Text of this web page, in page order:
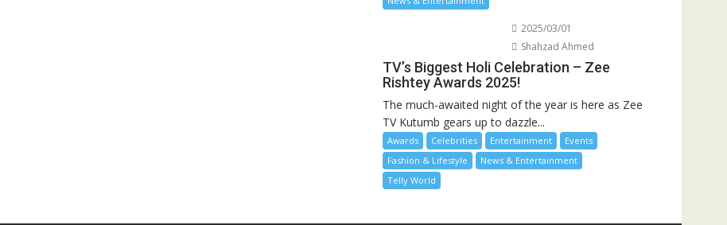
2025/03/01
Shahzad Ahmed
TV’s Biggest Holi Celebration – Zee
Rishtey Awards 2025!
The much-awaited night of the year is here as Zee
TV Kutumb gears up to dazzle...
Awards Celebrities Entertainment
Events
Fashion & Lifestyle
News & Entertainment
Telly World